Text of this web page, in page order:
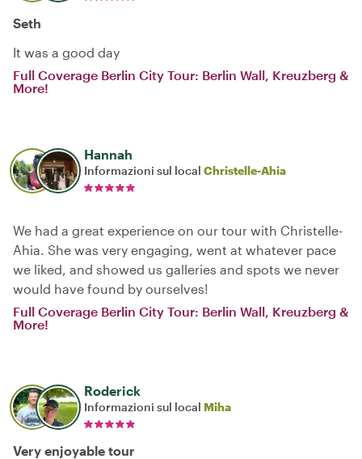
Seth
It was a good day
Full Coverage Berlin City Tour: Berlin Wall, Kreuzberg &
More!
Hannah
Informazioni sul local Christelle-Ahia
We had a great experience on our tour with Christelle-
Ahia. She was very engaging, went at whatever pace
we liked, and showed us galleries and spots we never
would have found by ourselves!
Full Coverage Berlin City Tour: Berlin Wall, Kreuzberg &
More!
Roderick
Informazioni sul local Miha
Very enjoyable tour